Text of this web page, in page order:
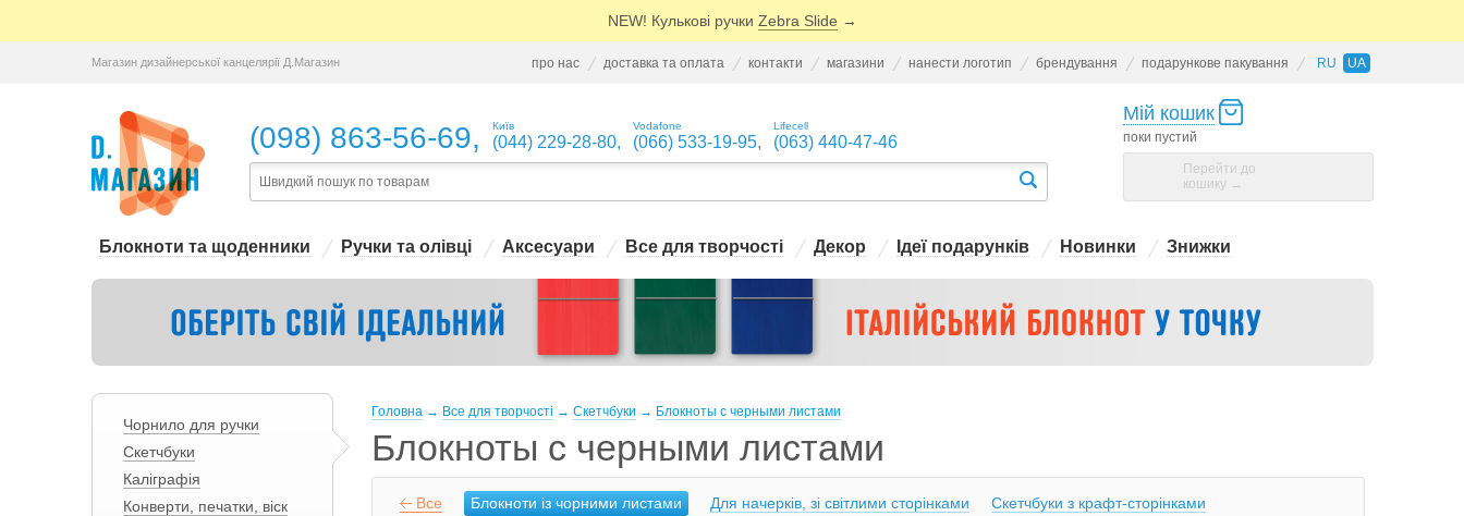
NEW! Кулькові ручки Zebra Slide →
Магазин дизайнерської канцелярії Д.Магазин про нас доставка та оплата контакти магазини нанести логотип брендування подарункове пакування RU UA
(098) 863-56-69, Київ
(044) 229-28-80,
Vodafone
(066) 533-19-95,
Lifecell
(063) 440-47-46
Мій кошик
поки пустий
Перейти до
кошику →
Блокноти та щоденники Ручки та олівці Аксесуари Все для творчості Декор Ідеї подарунків Новинки Знижки
Чорнило для ручки
Скетчбуки
Каліграфія
Конверти, печатки, віск
Головна → Все для творчості → Скетчбуки → Блокноты с черными листами
Блокноты с черными листами
Все Блокноти із чорними листами Для начерків, зі світлими сторінками
Скетчбуки з крафт-сторінками